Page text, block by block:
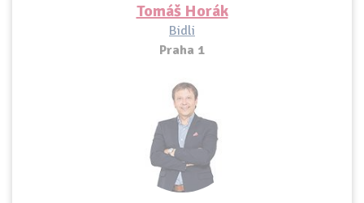
Tomáš Horák
Bidli
Praha 1